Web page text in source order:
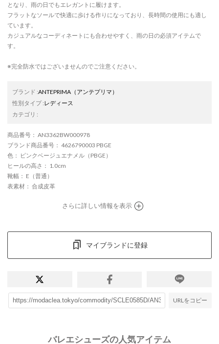
となり、雨の日でもエレガントに履けます。
フラットなソールで快適に歩ける作りになっており、長時間の使用にも適し
ています。
カジュアルなコーディネートにも合わせやすく、雨の日の必須アイテムで
す。
※完全防水ではございませんのでご注意ください。
ブランド :ANTEPRIMA （アンテプリマ）
性別タイプ:レディース
カテゴリ :
商品番号 ： AN3362BW000978
ブランド商品番号 ： 4626790003 PBGE
色 ： ピンクベージュエナメル（PBGE）
ヒールの高さ ： 1.0cm
靴幅 ： E（普通）
表素材 ： 合成皮革
さらに詳しい情報を表示
マイブランドに登録
URLをコピー
バレエシューズの人気アイテム